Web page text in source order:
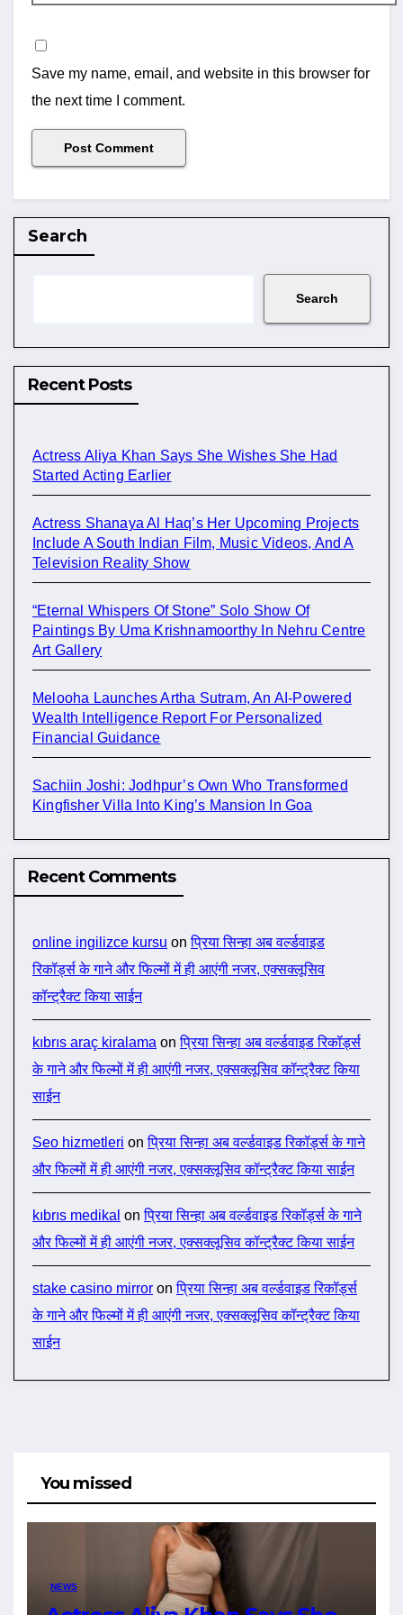
Save my name, email, and website in this browser for
the next time I comment.
Search
Search
Recent Posts
Actress Aliya Khan Says She Wishes She Had
Started Acting Earlier
Actress Shanaya Al Haq’s Her Upcoming Projects
Include A South Indian Film, Music Videos, And A
Television Reality Show
“Eternal Whispers Of Stone” Solo Show Of
Paintings By Uma Krishnamoorthy In Nehru Centre
Art Gallery
Melooha Launches Artha Sutram, An AI-Powered
Wealth Intelligence Report For Personalized
Financial Guidance
Sachiin Joshi: Jodhpur’s Own Who Transformed
Kingfisher Villa Into King’s Mansion In Goa
Recent Comments
online ingilizce kursu onप्रिया सिन्हा अब वर्ल्डवाइड
रिकॉर्ड्स के गाने और फिल्मों में ही आएंगी नजर, एक्सक्लूसिव
कॉन्ट्रैक्ट किया साईन
kıbrıs araç kiralama onप्रिया सिन्हा अब वर्ल्डवाइड रिकॉर्ड्स
के गाने और फिल्मों में ही आएंगी नजर, एक्सक्लूसिव कॉन्ट्रैक्ट किया
साईन
Seo hizmetleri onप्रिया सिन्हा अब वर्ल्डवाइड रिकॉर्ड्स के गाने
और फिल्मों में ही आएंगी नजर, एक्सक्लूसिव कॉन्ट्रैक्ट किया साईन
kıbrıs medikal onप्रिया सिन्हा अब वर्ल्डवाइड रिकॉर्ड्स के गाने
और फिल्मों में ही आएंगी नजर, एक्सक्लूसिव कॉन्ट्रैक्ट किया साईन
stake casino mirror onप्रिया सिन्हा अब वर्ल्डवाइड रिकॉर्ड्स
के गाने और फिल्मों में ही आएंगी नजर, एक्सक्लूसिव कॉन्ट्रैक्ट किया
साईन
You missed
NEWS